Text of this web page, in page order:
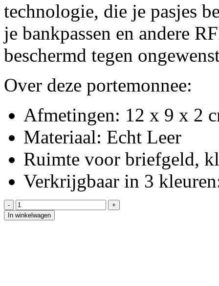
technologie, die je pasjes
je bankpassen en andere
beschermd tegen
Over deze portemonnee:
Afmetingen: 12 x 9 x 2
Materiaal: Echt Leer
Ruimte voor briefgeld,
Verkrijgbaar in 3
In winkelwagen